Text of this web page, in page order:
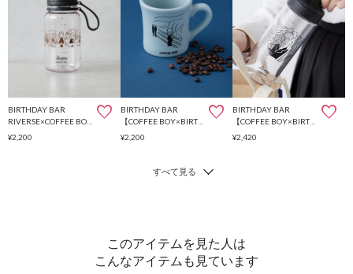
BIRTHDAY BAR
¥2,200
BIRTHDAY BAR
【COFFEE BOY×BIRTHDAY BAR】マグカップ
¥2,200
BIRTHDAY BAR
【COFFEE BOY×BIRTHDAY BAR】クリアボトル
¥2,420
このアイテムを見た人は
こんなアイテムも見ています